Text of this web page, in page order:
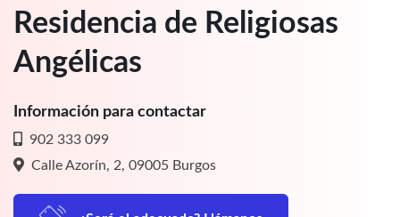
Residencia de Religiosas
Angélicas
Información para contactar
902 333 099
Calle Azorín, 2, 09005 Burgos